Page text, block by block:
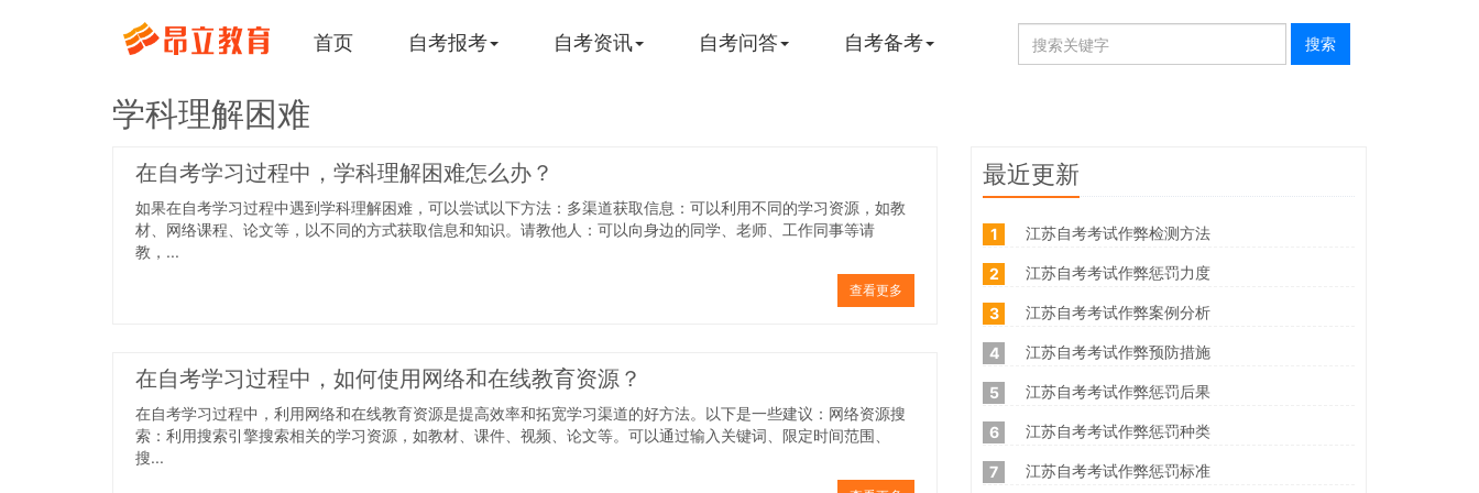
首页 自考报考 自考资讯 自考问答 自考备考
学科理解困难
在自考学习过程中，学科理解困难怎么办？
如果在自考学习过程中遇到学科理解困难，可以尝试以下方法：多渠道获取信息：可以利用不同的学习资源，如教
材、网络课程、论文等，以不同的方式获取信息和知识。请教他人：可以向身边的同学、老师、工作同事等请
教，...
查看更多
在自考学习过程中，如何使用网络和在线教育资源？
在自考学习过程中，利用网络和在线教育资源是提高效率和拓宽学习渠道的好方法。以下是一些建议：网络资源搜
索：利用搜索引擎搜索相关的学习资源，如教材、课件、视频、论文等。可以通过输入关键词、限定时间范围、
搜...
最近更新
1 江苏自考考试作弊检测方法
2 江苏自考考试作弊惩罚力度
3 江苏自考考试作弊案例分析
4 江苏自考考试作弊预防措施
5 江苏自考考试作弊惩罚后果
6 江苏自考考试作弊惩罚种类
7 江苏自考考试作弊惩罚标准